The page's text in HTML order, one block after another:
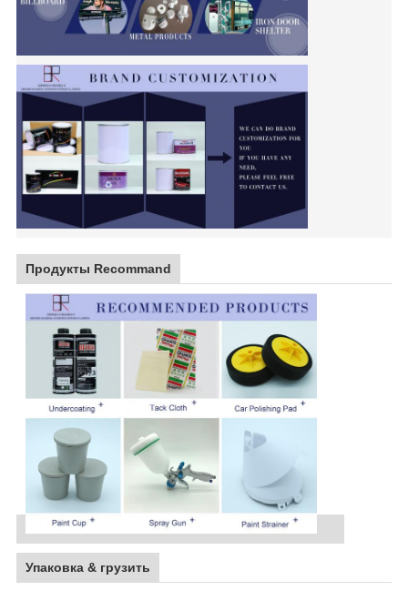
Продукты Recommand
Упаковка & грузить